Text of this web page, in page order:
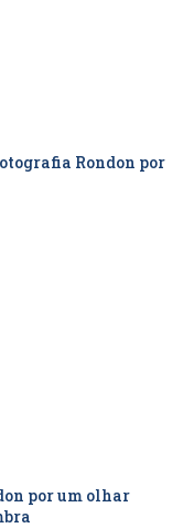
Rondon por
por um olhar